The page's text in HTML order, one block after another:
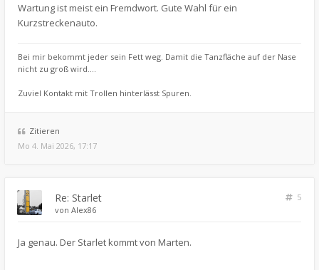
Wartung ist meist ein Fremdwort. Gute Wahl für ein
Kurzstreckenauto.
Bei mir bekommt jeder sein Fett weg. Damit die Tanzfläche auf der Nase
nicht zu groß wird....
Zuviel Kontakt mit Trollen hinterlässt Spuren.
Zitieren
Mo 4. Mai 2026, 17:17
Re: Starlet
5
von Alex86
Ja genau. Der Starlet kommt von Marten.